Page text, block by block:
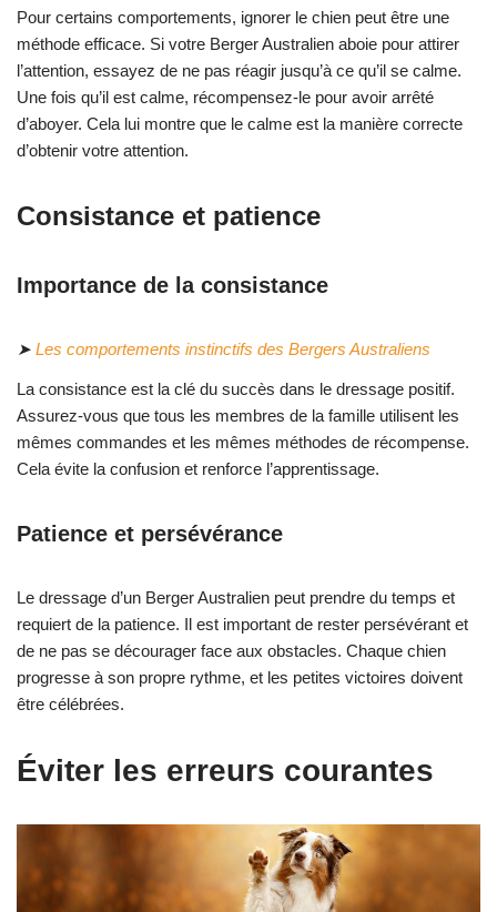
Pour certains comportements, ignorer le chien peut être une
méthode efficace. Si votre Berger Australien aboie pour attirer
l’attention, essayez de ne pas réagir jusqu’à ce qu’il se calme.
Une fois qu’il est calme, récompensez-le pour avoir arrêté
d’aboyer. Cela lui montre que le calme est la manière correcte
d’obtenir votre attention.
Consistance et patience
Importance de la consistance
➤ Les comportements instinctifs des Bergers Australiens
La consistance est la clé du succès dans le dressage positif.
Assurez-vous que tous les membres de la famille utilisent les
mêmes commandes et les mêmes méthodes de récompense.
Cela évite la confusion et renforce l’apprentissage.
Patience et persévérance
Le dressage d’un Berger Australien peut prendre du temps et
requiert de la patience. Il est important de rester persévérant et
de ne pas se décourager face aux obstacles. Chaque chien
progresse à son propre rythme, et les petites victoires doivent
être célébrées.
Éviter les erreurs courantes